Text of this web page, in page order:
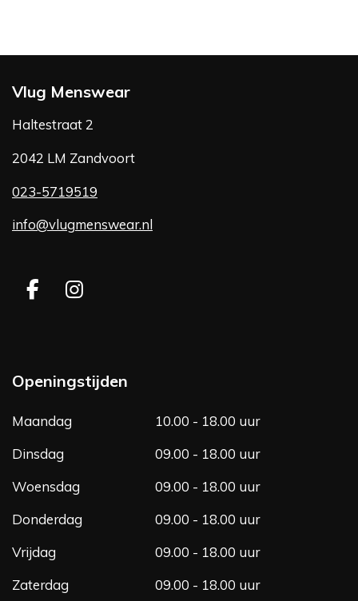
Vlug Menswear
Haltestraat 2
2042 LM Zandvoort
023-5719519
info@vlugmenswear.nl
F
b
k
I
a
g
Openingstijden
Maandag
10.00 - 18.00 uur
Dinsdag
09.00 - 18.00 uur
Woensdag
09.00 - 18.00 uur
Donderdag
09.00 - 18.00 uur
Vrijdag
09.00 - 18.00 uur
Zaterdag
09.00 - 18.00 uur